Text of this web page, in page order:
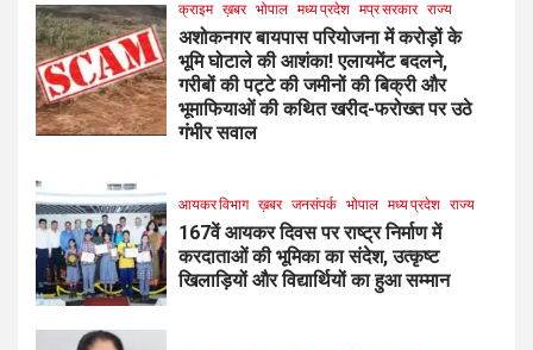
क्राइम ख़बर भोपाल मध्य प्रदेश मप्र सरकार राज्य
अशोकनगर बायपास परियोजना में करोड़ों के
भूमि घोटाले की आशंका! एलायमेंट बदलने,
गरीबों की पट्टे की जमीनों की बिक्री और
भूमाफियाओं की कथित खरीद-फरोख्त पर उठे
गंभीर सवाल
आयकर विभाग ख़बर जनसंपर्क भोपाल मध्य प्रदेश राज्य
167वें आयकर दिवस पर राष्ट्र निर्माण में
करदाताओं की भूमिका का संदेश, उत्कृष्ट
खिलाड़ियों और विद्यार्थियों का हुआ सम्मान